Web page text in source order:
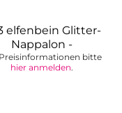
elfenbein Glitter-
Nappalon -
Brautsneaker bitte
hier anmelden.